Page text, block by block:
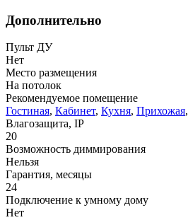
Дополнительно
Пульт ДУ
Нет
Место размещения
На потолок
Рекомендуемое помещение
Гостиная, Кабинет, Кухня, Прихожая,
Влагозащита, IP
20
Возможность диммирования
Нельзя
Гарантия, месяцы
24
Подключение к умному дому
Нет